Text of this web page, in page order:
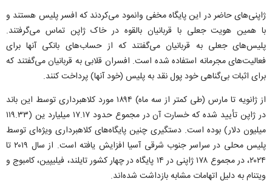
ژاپنی‌های حاضر در این پایگاه مخفی وانمود می‌کردند که افسر پلیس هستند و
با همین هویت جعلی با قربانیان بالقوه در خاک ژاپن تماس می‌گرفتند.
پلیس‌های جعلی به قربانیان می‌گفتند که از حساب‌های بانکی آنها برای
فعالیت‌های مجرمانه استفاده شده است. افسران قلابی به قربانیان می‌گفتند که
برای اثبات بی‌گناهی خود پول نقد به پلیس (خود آنها) پرداخت کنند.
از ژانویه تا مارس (طی کمتر از سه ماه) ۱۸۹۴ مورد کلاهبرداری توسط این باند
در ژاپن تأیید شده که خسارت آن در مجموع حدود ۱۷.۱۷ میلیارد ین (۱۱۹.۳۳
میلیون دلار) بوده است. دستگیری چنین پایگاه‌های کلاهبرداری ویژه‌ای توسط
پلیس محلی در سراسر جنوب شرقی آسیا افزایش یافته است. از سال ۲۰۱۹ تا
۲۰۲۴، در مجموع ۱۷۸ ژاپنی در ۱۴ پایگاه در چهار کشور تایلند، فیلیپین، کامبوج و
ویتنام به دلیل اتهامات مشابه بازداشت شده‌اند.